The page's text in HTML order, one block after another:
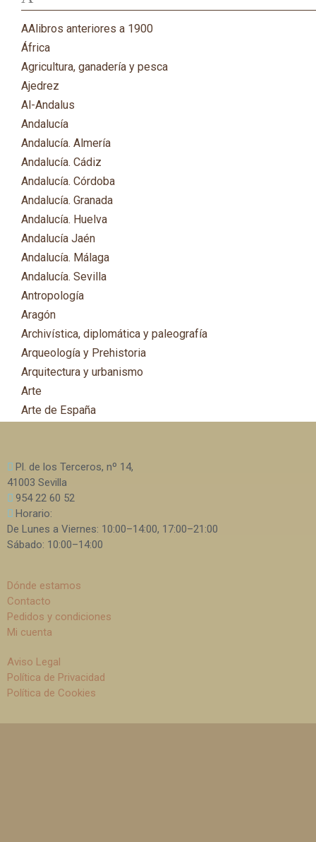
AAlibros anteriores a 1900
África
Agricultura, ganadería y pesca
Ajedrez
Al-Andalus
Andalucía
Andalucía. Almería
Andalucía. Cádiz
Andalucía. Córdoba
Andalucía. Granada
Andalucía. Huelva
Andalucía Jaén
Andalucía. Málaga
Andalucía. Sevilla
Antropología
Aragón
Archivística, diplomática y paleografía
Arqueología y Prehistoria
Arquitectura y urbanismo
Arte
Arte de España
Asturias
Automovilismo, ciclismo y Motociclismo
Aviación y Aeronáutica
B
Biografía
Botánica, ecología y medio ambiente
C
Caballos
Canarias
Pl. de los Terceros, nº 14,
41003 Sevilla
954 22 60 52
Horario:
De Lunes a Viernes: 10:00–14:00, 17:00–21:00
Sábado: 10:00–14:00
Dónde estamos
Contacto
Pedidos y condiciones
Mi cuenta
Aviso Legal
Política de Privacidad
Política de Cookies